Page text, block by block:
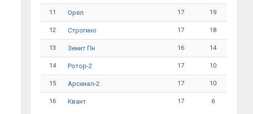
11 Орёл 17 19
12 Строгино 17 18
13 Зенит Пн 16 14
14 Ротор-2 17 10
15 Арсенал-2 17 10
16 Квант 17 6